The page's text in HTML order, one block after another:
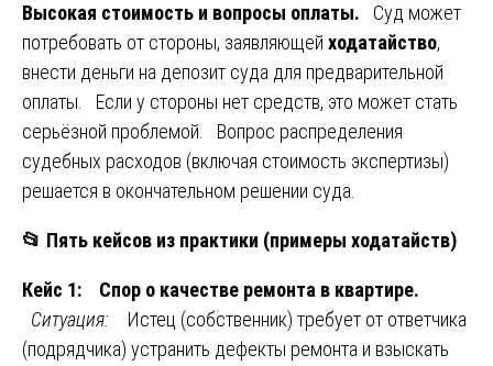
Высокая стоимость и вопросы оплаты.
Суд может
потребовать от стороны, заявляющей ходатайство,
внести деньги на депозит суда для предварительной
оплаты. Если у стороны нет средств, это может стать
серьёзной проблемой. Вопрос распределения
судебных расходов (включая стоимость экспертизы)
решается в окончательном решении суда.
📂 Пять кейсов из практики (примеры ходатайств)
Кейс 1: Спор о качестве ремонта в квартире.
Ситуация:
Истец (собственник) требует от ответчика
(подрядчика) устранить дефекты ремонта и взыскать